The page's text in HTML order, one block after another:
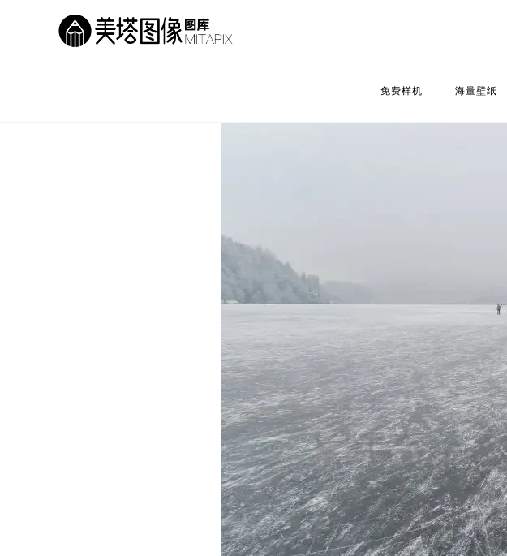
免费样机 海量壁纸